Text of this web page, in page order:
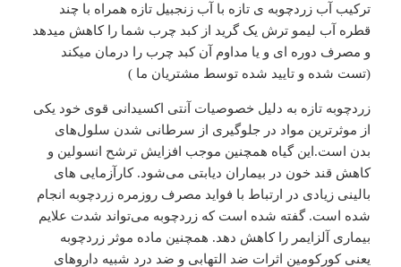
ترکیب آب زردچوبه ی تازه با آب زنجبیل تازه همراه با چند
قطره آب لیمو ترش یک گرید از کبد چرب شما را کاهش میدهد
و مصرف دوره ای و یا مداوم آن کبد چرب را درمان میکند
(تست شده و تایید شده توسط مشتریان ما )
زردچوبه تازه به دلیل خصوصیات آنتی‌ اکسیدانی قوی خود یکی
از موثرترین مواد در جلوگیری از سرطانی‌ شدن سلول‌های
بدن است.این گیاه همچنین موجب افزایش ترشح انسولین و
کاهش قند خون در بیماران دیابتی می‌شود. کارآزمایی‌ های
بالینی زیادی در ارتباط با فواید مصرف روزمره زردچوبه انجام
شده‌ است. گفته شده ‌است که زردچوبه می‌تواند شدت علایم
بیماری آلزایمر را کاهش دهد. همچنین ماده موثر زردچوبه
یعنی کورکومین اثرات ضد التهابی و ضد درد شبیه داروهای